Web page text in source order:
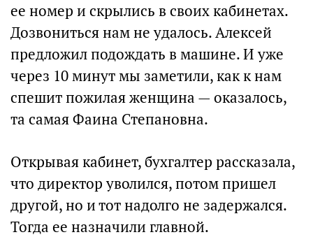
ее номер и скрылись в своих кабинетах.
Дозвониться нам не удалось. Алексей
предложил подождать в машине. И уже
через 10 минут мы заметили, как к нам
спешит пожилая женщина — оказалось,
та самая Фаина Степановна.
Открывая кабинет, бухгалтер рассказала,
что директор уволился, потом пришел
другой, но и тот надолго не задержался.
Тогда ее назначили главной.